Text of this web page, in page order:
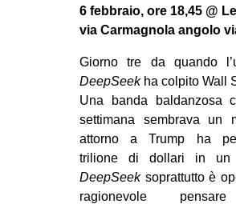
MILANO
SPAZI
SPORT POPOLARE
MOVIMENTI
AMBIENTE
ANTIFASCISMO
6 febbraio, ore 18,45 @
via Carmagnola angolo
Giorno tre da quando
DeepSeekha colpito Wall
Una banda baldanzosa
settimana sembrava un
attorno a Trump ha
trilione di dollari in un
DeepSeeksoprattutto è
ragionevole